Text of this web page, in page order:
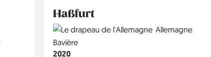
Haßfurt
Country
Allemagne
Région
Bavière
Année
2020